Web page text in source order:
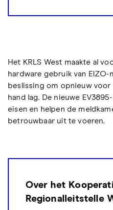
Het KRLS West maakte al
hardware gebruik van
beslissing om opnieuw voor
hand lag. De nieuwe
eisen en helpen de
betrouwbaar uit te voeren.
Over het
Regionalleitstelle